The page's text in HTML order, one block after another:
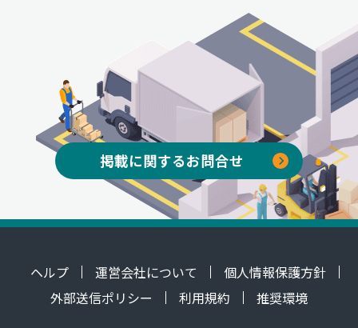
掲載に関するお問合せ
ヘルプ 運営会社について
個人情報保護方針
外部送信ポリシー
利用規約 推奨環境